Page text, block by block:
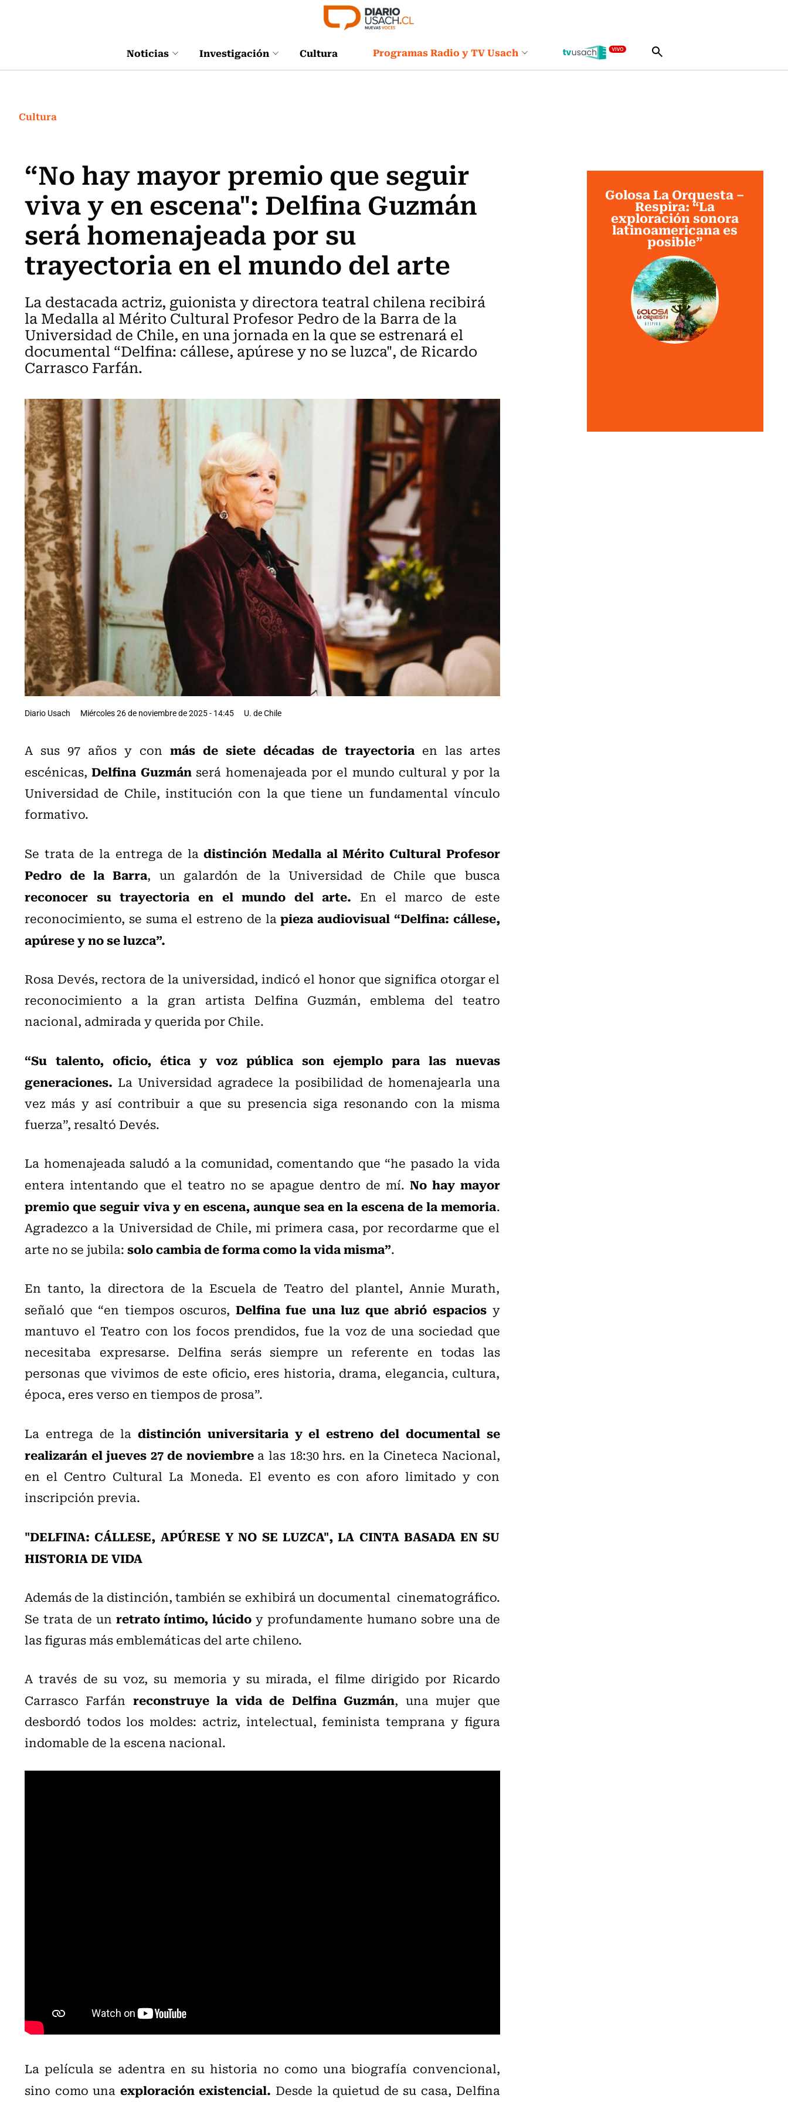
Noticias Investigación Cultura Programas Radio y TV Usach
Cultura
“No hay mayor premio que seguir
viva y en escena": Delfina Guzmán
será homenajeada por su
trayectoria en el mundo del arte
La destacada actriz, guionista y directora teatral chilena recibirá
la Medalla al Mérito Cultural Profesor Pedro de la Barra de la
Universidad de Chile, en una jornada en la que se estrenará el
documental “Delfina: cállese, apúrese y no se luzca", de Ricardo
Carrasco Farfán.
Diario Usach Miércoles 26 de noviembre de 2025 - 14:45 U. de Chile
A sus 97 años y con más de siete décadas de trayectoriaen las artes
escénicas,Delfina Guzmánserá homenajeada por el mundo cultural y por la
Universidad de Chile, institución con la que tiene un fundamental vínculo
formativo.
Se trata de la entrega de ladistinción Medalla al Mérito Cultural Profesor
Pedro de la Barra, un galardón de la Universidad de Chile que busca
reconocer su trayectoria en el mundo del arte. En el marco de este
reconocimiento, se suma el estreno de lapieza audiovisual “Delfina: cállese,
apúrese y no se luzca”.
Rosa Devés, rectora de la universidad, indicó el honor que significa otorgar el
reconocimiento a la gran artista Delfina Guzmán, emblema del teatro
nacional, admirada y querida por Chile.
“Su talento, oficio, ética y voz pública son ejemplo para las nuevas
generaciones. La Universidad agradece la posibilidad de homenajearla una
vez más y así contribuir a que su presencia siga resonando con la misma
fuerza”, resaltó Devés.
La homenajeada saludó a la comunidad, comentando que “he pasado la vida
entera intentando que el teatro no se apague dentro de mí. No hay mayor
premio que seguir viva y en escena, aunque sea en la escena de la memoria.
Agradezco a la Universidad de Chile, mi primera casa, por recordarme que el
arte no se jubila:solo cambia de forma como la vida misma”.
En tanto, la directora de la Escuela de Teatro del plantel, Annie Murath,
señaló que “en tiempos oscuros, Delfina fue una luz que abrió espaciosy
mantuvo el Teatro con los focos prendidos, fue la voz de una sociedad que
necesitaba expresarse. Delfina serás siempre un referente en todas las
personas que vivimos de este oficio, eres historia, drama, elegancia, cultura,
época, eres verso en tiempos de prosa”.
La entrega de ladistinción universitaria y el estreno del documental se
realizarán el jueves 27 de noviembrea las 18:30 hrs. en la Cineteca Nacional,
en el Centro Cultural La Moneda. El evento es con aforo limitado y con
inscripción previa.
"DELFINA: CÁLLESE, APÚRESE Y NO SE LUZCA", LA CINTA BASADA EN SU
HISTORIA DE VIDA
Además de la distinción, también se exhibirá un documental cinematográfico.
Se trata de un retrato íntimo, lúcido y profundamente humano sobre una de
las figuras más emblemáticas del arte chileno.
A través de su voz, su memoria y su mirada, el filme dirigido por Ricardo
Carrasco Farfán reconstruye la vida de Delfina Guzmán, una mujer que
desbordó todos los moldes: actriz, intelectual, feminista temprana y figura
indomable de la escena nacional.
La película se adentra en su historia no como una biografía convencional,
sino como una exploración existencial. Desde la quietud de su casa, Delfina
Golosa La Orquesta –
Respira: “La
exploración sonora
latinoamericana es
posible”